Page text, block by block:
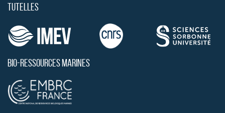
TUTELLES
BIO-RESSOURCES MARINES